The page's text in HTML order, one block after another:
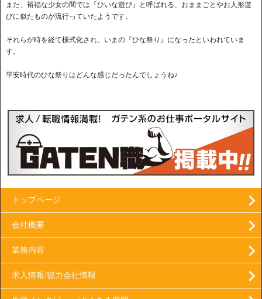
また、裕福な少女の間では『ひいな遊び』と呼ばれる、おままごとやお人形遊
びに似たものが流行っていたようです。
それらが時を経て様式化され、いまの『ひな祭り』になったといわれていま
す。
平安時代のひな祭りはどんな感じだったんでしょうね♪
トップページ
会社概要
業務内容
求人情報/協力会社情報